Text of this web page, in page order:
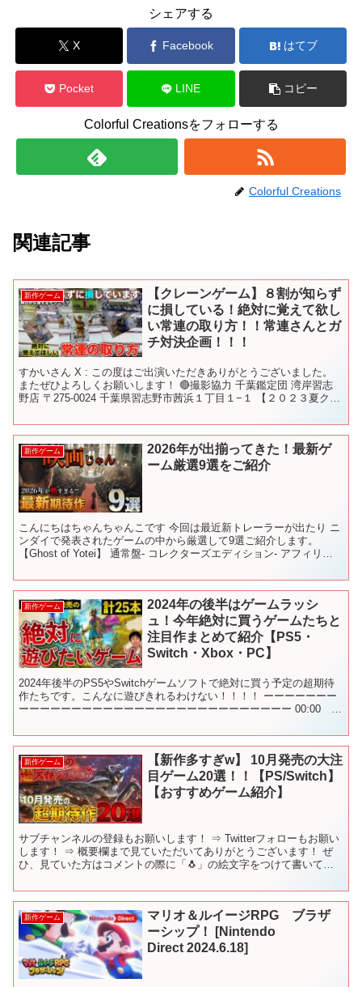
シェアする
X Facebook はてブ
Pocket LINE コピー
Colorful Creationsをフォローする
Colorful Creations
関連記事
新作ゲーム
【クレーンゲーム】８割が知らず
に損している！絶対に覚えて欲し
い常連の取り方！！常連さんとガ
チ対決企画！！！
すかいさん X : この度はご出演いただきありがとうございました。
またぜひよろしくお願いします！ 🔴撮影協力 千葉鑑定団 湾岸習志
野店 〒275-0024 千葉県習志野市茜浜１丁目１−１ 【２０２３夏クレ
新作ゲーム
2026年が出揃ってきた！最新ゲ
ーム厳選9選をご紹介
こんにちはちゃんちゃんこです 今回は最近新トレーラーが出たり ニ
ンダイで発表されたゲームの中から厳選して9選ご紹介します。
【Ghost of Yotei】 通常盤- コレクターズエディション- アフィリリ
新作ゲーム
2024年の後半はゲームラッシ
ュ！今年絶対に買うゲームたちと
注目作まとめて紹介【PS5・
Switch・Xbox・PC】
2024年後半のPS5やSwitchゲームソフトで絶対に買う予定の超期待
作たちです。こんなに遊びきれるわけない！！！！ ーーーーーーー
ーーーーーーーーーーーーーーーーーーーーーーーーーー 00:00
新作ゲーム
【新作多すぎw】 10月発売の大注
目ゲーム20選！！【PS/Switch】
【おすすめゲーム紹介】
サブチャンネルの登録もお願いします！ ⇒ Twitterフォローもお願い
します！ ⇒ 概要欄まで見ていただいてありがとうございます！ ぜ
ひ、見ていた方はコメントの際に「🐧」の絵文字をつけて書いてい
新作ゲーム
マリオ＆ルイージRPG ブラザ
ーシップ！ [Nintendo
Direct 2024.6.18]